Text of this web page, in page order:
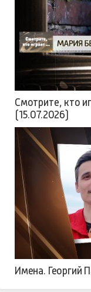
Смотрите, кто
(15.07.2026)
Имена. Георгий